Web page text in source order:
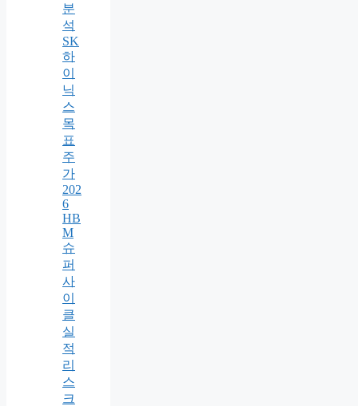
분
석
SK
하
이
닉
스
목
표
주
가
202
6
HB
M
슈
퍼
사
이
클
실
적
리
스
크